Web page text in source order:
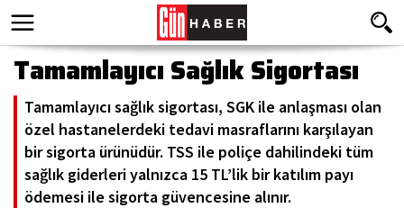
Tamamlayıcı Sağlık Sigortası
Tamamlayıcı sağlık sigortası, SGK ile anlaşması olan
özel hastanelerdeki tedavi masraflarını karşılayan
bir sigorta ürünüdür. TSS ile poliçe dahilindeki tüm
sağlık giderleri yalnızca 15 TL’lik bir katılım payı
ödemesi ile sigorta güvencesine alınır.